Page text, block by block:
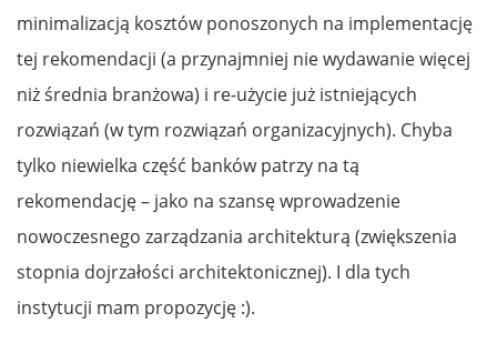
minimalizacją kosztów ponoszonych na implementację
tej rekomendacji (a przynajmniej nie wydawanie więcej
niż średnia branżowa) i re-użycie już istniejących
rozwiązań (w tym rozwiązań organizacyjnych). Chyba
tylko niewielka część banków patrzy na tą
rekomendację – jako na szansę wprowadzenie
nowoczesnego zarządzania architekturą (zwiększenia
stopnia dojrzałości architektonicznej). I dla tych
instytucji mam propozycję :).